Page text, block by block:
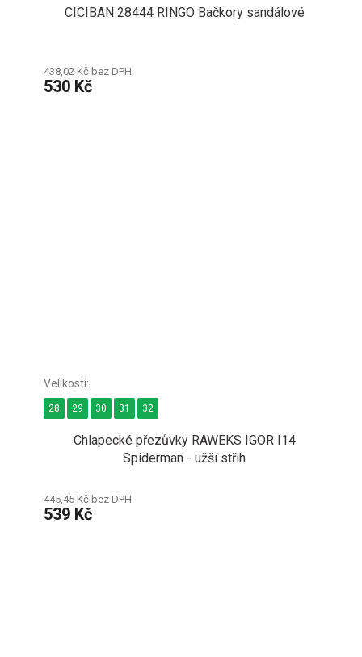
CICIBAN 28444 RINGO Bačkory sandálové
438,02 Kč bez DPH
530 Kč
Chlapecké přezůvky RAWEKS IGOR I14
Spiderman - užší střih
445,45 Kč bez DPH
539 Kč
28 29 30 31 32